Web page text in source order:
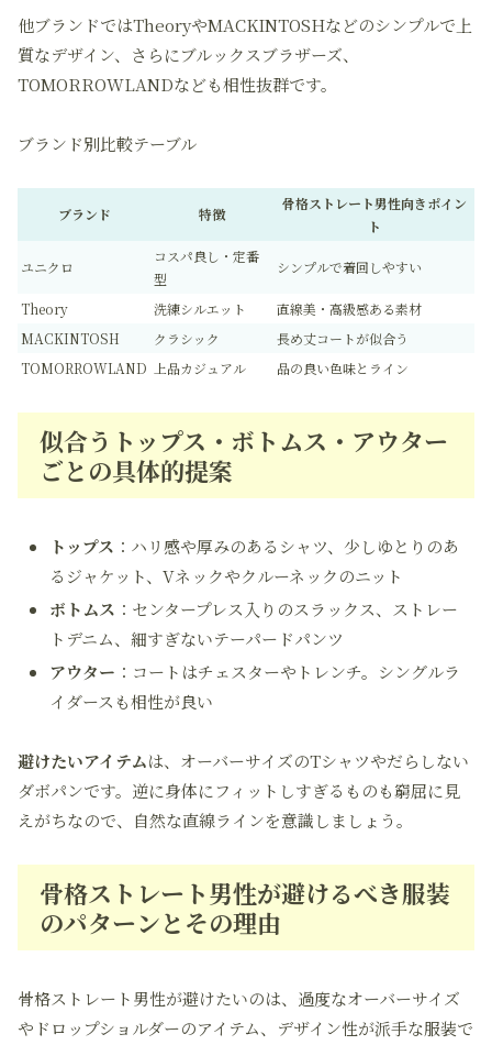
他ブランドではTheoryやMACKINTOSHなどのシンプルで上
質なデザイン、さらにブルックスブラザーズ、
TOMORROWLANDなども相性抜群です。
ブランド別比較テーブル
ブランド 特徴
骨格ストレート男性向きポイン
ト
ユニクロ
コスパ良し・定番
型
シンプルで着回しやすい
Theory 洗練シルエット
直線美・高級感ある素材
MACKINTOSH
クラシック
長め丈コートが似合う
TOMORROWLAND
上品カジュアル 品の良い色味とライン
似合うトップス・ボトムス・アウター
ごとの具体的提案
トップス ：ハリ感や厚みのあるシャツ、少しゆとりのあ
るジャケット、Vネックやクルーネックのニット
ボトムス ：センタープレス入りのスラックス、ストレー
トデニム、細すぎないテーパードパンツ
アウター ：コートはチェスターやトレンチ。シングルラ
イダースも相性が良い
避けたいアイテムは、オーバーサイズのTシャツやだらしない
ダボパンです。逆に身体にフィットしすぎるものも窮屈に見
えがちなので、自然な直線ラインを意識しましょう。
骨格ストレート男性が避けるべき服装
のパターンとその理由
骨格ストレート男性が避けたいのは、過度なオーバーサイズ
やドロップショルダーのアイテム、デザイン性が派手な服装で